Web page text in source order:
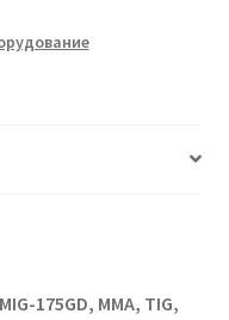
175GD, ММА, TIG,